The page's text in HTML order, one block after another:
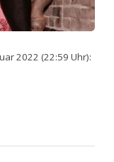
2022 (22:59 Uhr):